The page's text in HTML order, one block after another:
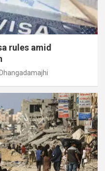
rules amid